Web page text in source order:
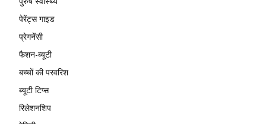
पेरेंट्स गाइड
प्रेगनेंसी
फैशन-ब्यूटी
बच्चों की परवरिश
ब्यूटी टिप्स
रिलेशनशिप